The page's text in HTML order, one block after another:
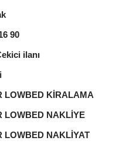
90
ilanı
LOWBED KİRALAMA
LOWBED NAKLİYE
LOWBED NAKLİYAT